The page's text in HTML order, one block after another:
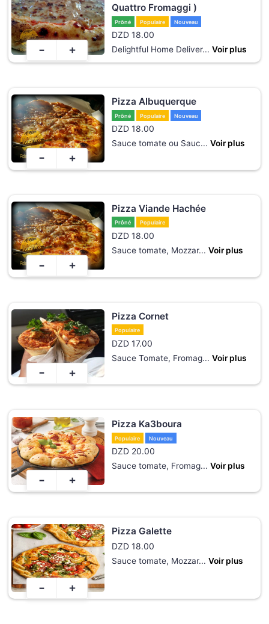
Quattro Fromaggi )
Prôné Populaire Nouveau
DZD 18.00
Delightful Home Deliver... Voir plus
- +
Pizza Albuquerque
Prôné Populaire Nouveau
DZD 18.00
Sauce tomate ou Sauc... Voir plus
- +
Pizza Viande Hachée
Prôné Populaire
DZD 18.00
Sauce tomate, Mozzar... Voir plus
- +
Pizza Cornet
Populaire
DZD 17.00
Sauce Tomate, Fromag... Voir plus
- +
Pizza Ka3boura
Populaire Nouveau
DZD 20.00
Sauce tomate, Fromag... Voir plus
- +
Pizza Galette
DZD 18.00
Sauce tomate, Mozzar... Voir plus
- +